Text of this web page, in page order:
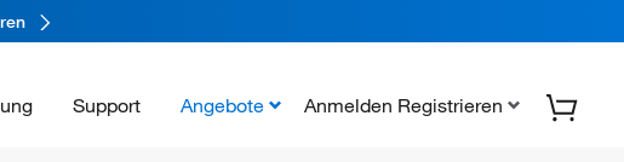
Support Angebote Anmelden Registrieren